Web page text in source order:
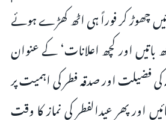
چھوڑ کر فوراً ہی اٹھ کھڑے ہوئے
باتیں اور کچھ اعلانات‘ کے عنوان
کی فضیلت اور صدقہ فطر کی اہمیت پر
اور پھر عیدالفطر کی نماز کا وقت